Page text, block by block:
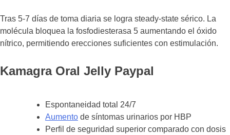
Tras 5-7 días de toma diaria se logra steady-state sérico. La
molécula bloquea la fosfodiesterasa 5 aumentando el óxido
nítrico, permitiendo erecciones suficientes con estimulación.
Kamagra Oral Jelly Paypal
Espontaneidad total 24/7
Aumento de síntomas urinarios por HBP
Perfil de seguridad superior comparado con dosis